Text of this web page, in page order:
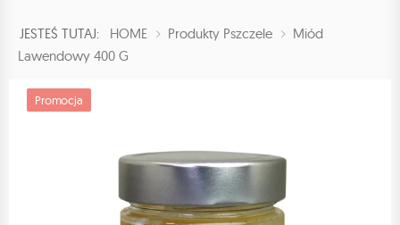
JESTEŚ TUTAJ: HOME Produkty Pszczele
Miód
Lawendowy 400 G
Promocja